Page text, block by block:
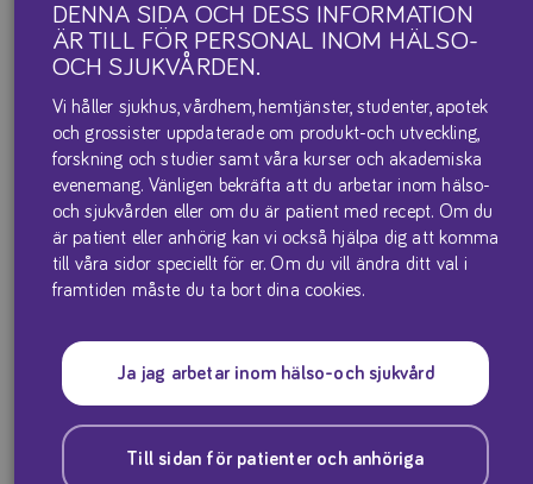
DENNA SIDA OCH DESS INFORMATION
ÄR TILL FÖR PERSONAL INOM HÄLSO-
OCH SJUKVÅRDEN.
Vi håller sjukhus, vårdhem, hemtjänster, studenter, apotek
och grossister uppdaterade om produkt-och utveckling,
forskning och studier samt våra kurser och akademiska
evenemang. Vänligen bekräfta att du arbetar inom hälso-
och sjukvården eller om du är patient med recept. Om du
är patient eller anhörig kan vi också hjälpa dig att komma
till våra sidor speciellt för er. Om du vill ändra ditt val i
framtiden måste du ta bort dina cookies.
Ja jag arbetar inom hälso-och sjukvård
Till sidan för patienter och anhöriga
KetoCal 3:1 är komplett näring i pul­verform med högt fett och